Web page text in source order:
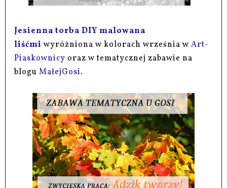
Jesienna torba DIY malowana
liśćmi wyróżniona w kolorach września wArt-
Piaskownicy oraz w tematycznej zabawie na
bloguMałejGosi.